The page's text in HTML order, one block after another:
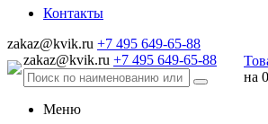
Контакты
zakaz@kvik.ru +7 495 649-65-88
zakaz@kvik.ru +7 495 649-65-88
на
Меню